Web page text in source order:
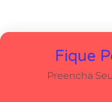
Fique
Preencha